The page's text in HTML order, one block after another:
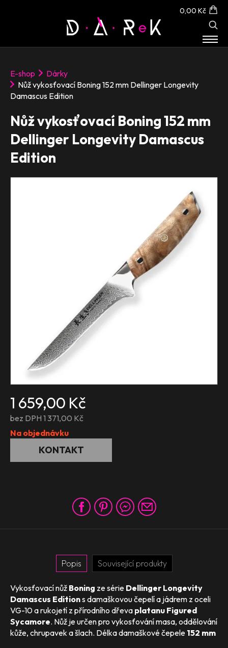
0,00 Kč
KONTAKT
E-shop
Dárky
Nůž vykosťovací Boning 152 mm Dellinger Longevity
Damascus Edition
Nůž vykosťovací Boning 152 mm
Dellinger Longevity Damascus
Edition
1 659,00 Kč
bez DPH 1 371,00 Kč
Na objednávku
KONTAKT
Popis Související produkty
Vykosťovací nůž Boning ze série Dellinger Longevity
Damascus Editions damaškovou čepelí a jádrem z oceli
VG-10 a rukojetí z přírodního dřeva platanu Figured
Sycamore. Nůž je určen pro vykosťování masa, oddělování
kůže, chrupavek a šlach. Délka damaškové čepele 152 mm